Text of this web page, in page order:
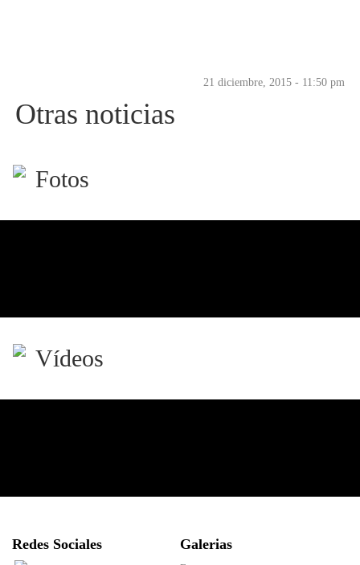
21 diciembre, 2015 - 11:50 pm
Otras noticias
Fotos
Vídeos
Redes Sociales Galerias